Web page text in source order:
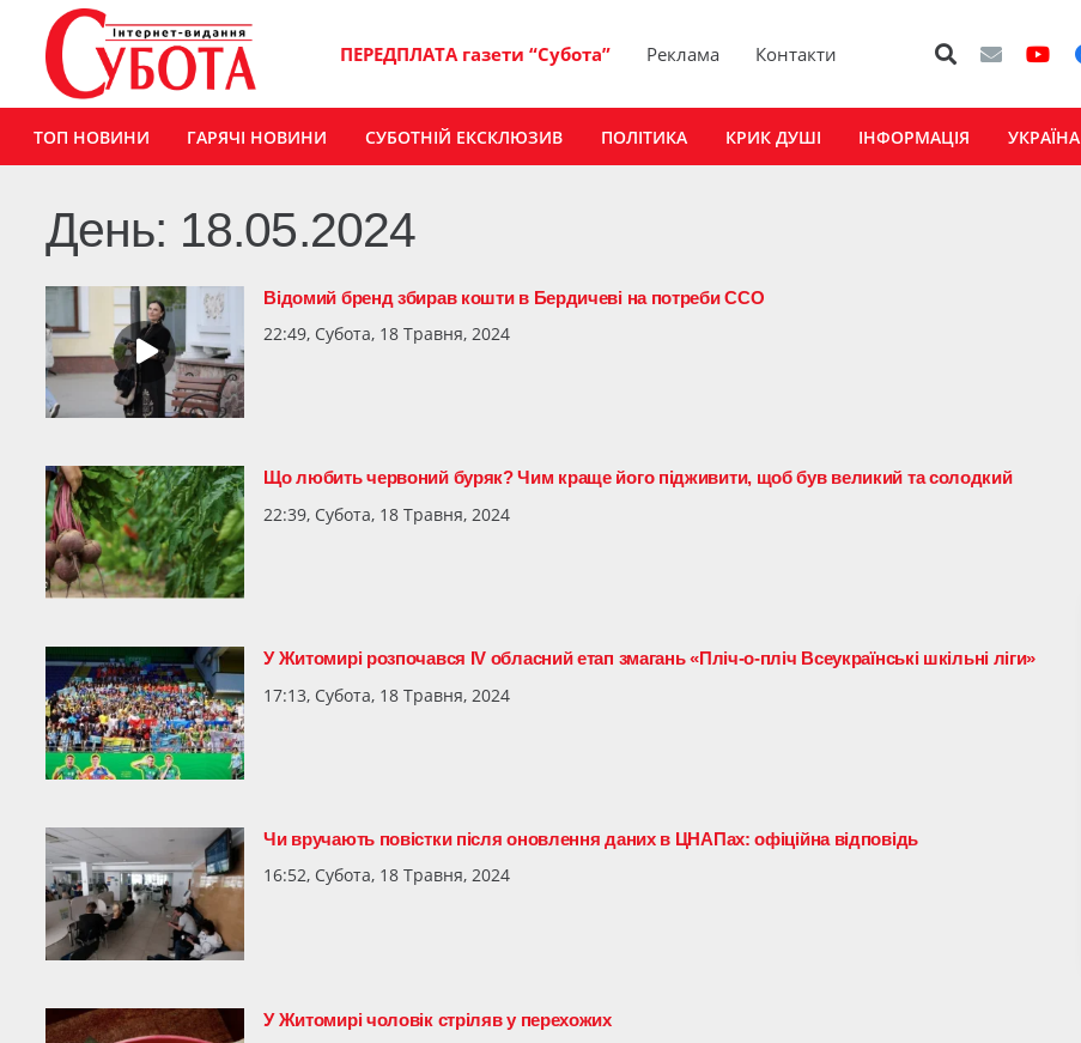
ПЕРЕДПЛАТА газети “Субота” Реклама Контакти
ТОП НОВИНИ ГАРЯЧІ НОВИНИ СУБОТНІЙ ЕКСКЛЮЗИВ ПОЛІТИКА КРИК ДУШІ ІНФОРМАЦІЯ УКРАЇНА
День: 18.05.2024
Відомий бренд збирав кошти в Бердичеві на потреби ССО
22:49, Субота, 18 Травня, 2024
Що любить червоний буряк? Чим краще його підживити, щоб був великий та солодкий
22:39, Субота, 18 Травня, 2024
У Житомирі розпочався IV обласний етап змагань «Пліч-о-пліч Всеукраїнські шкільні ліги»
17:13, Субота, 18 Травня, 2024
Чи вручають повістки після оновлення даних в ЦНАПах: офіційна відповідь
16:52, Субота, 18 Травня, 2024
У Житомирі чоловік стріляв у перехожих